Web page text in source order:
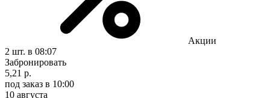
Акции
2 шт. в 08:07
Забронировать
5,21 р.
под заказ в 10:00
10 августа